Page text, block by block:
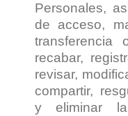
Personales,
de acceso,
transferencia
recabar,
revisar,
compartir,
y eliminar la